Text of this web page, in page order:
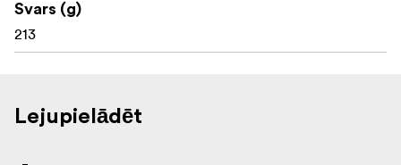
Piemērots NATO standarta Picatinny sliedēm
Matēta anodēta apdare
Vītņskrūves griezes moments: apm. 2,3 Nm
Svars (g)
213
Lejupielādēt